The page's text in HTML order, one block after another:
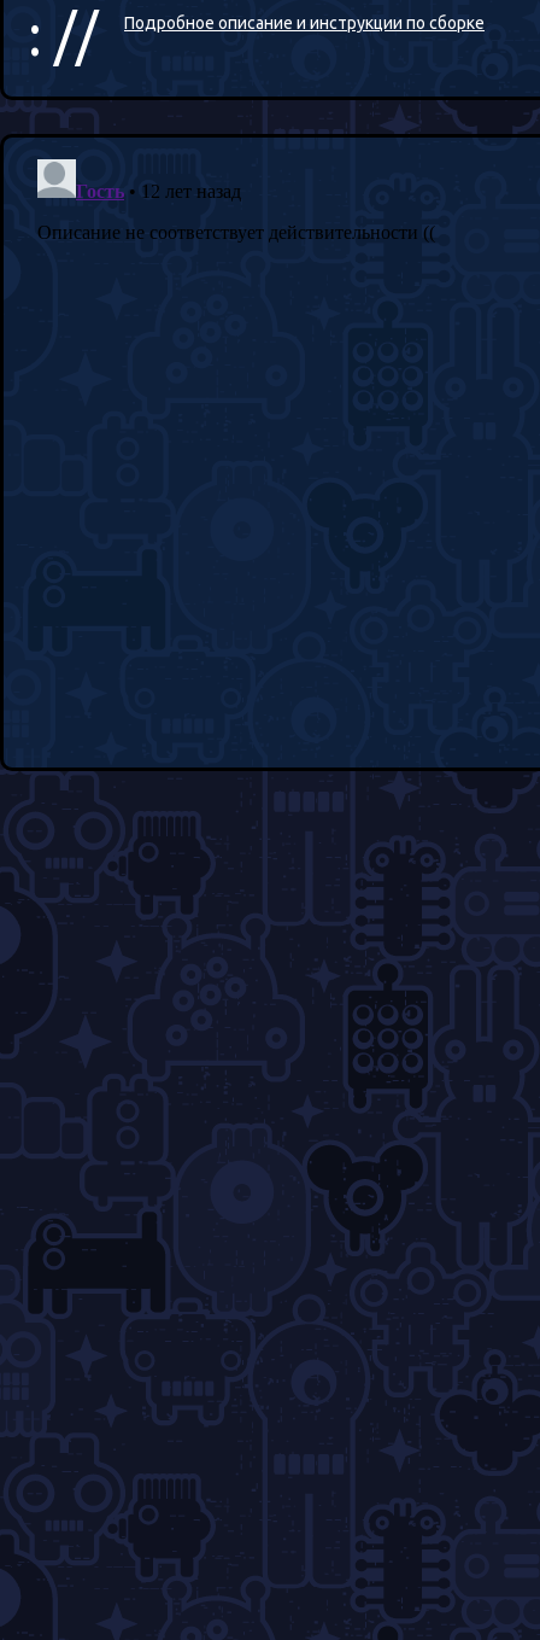
: // Подробное описание и инструкции по сборке